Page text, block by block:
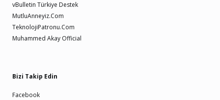
vBulletin Türkiye Destek
MutluAnneyiz.Com
TeknolojiPatronu.Com
Muhammed Akay Official
Bizi Takip Edin
Facebook